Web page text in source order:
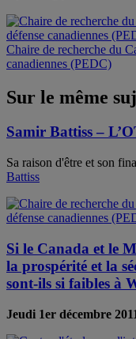
Chaire de recherche du
canadiennes (PEDC)
Sur le même
Samir Battiss –
Sa raison d'être et son
Battiss
Si le Canada et le
la prospérité et la
sont-ils si faibles à
Jeudi 1er décembre